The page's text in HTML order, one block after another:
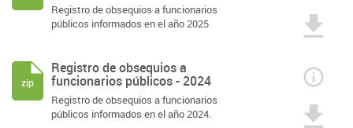
Registro de obsequios a funcionarios
públicos informados en el año 2025
Registro de obsequios a
funcionarios públicos - 2024
Registro de obsequios a funcionarios
públicos informados en el año 2024.
zip